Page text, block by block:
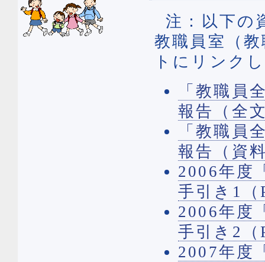
注：以下
教職員室（
トにリンク
「教職員
報告（全
「教職員
報告（資
2006年度
手引き1
2006年度
手引き2
2007年度